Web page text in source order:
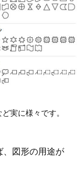
実に様々です。
、図形の用途が